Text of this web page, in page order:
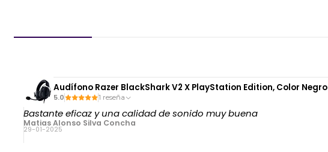
Audífono Razer BlackShark V2 X PlayStation Edition, Color Negro
5.0 1 reseña
Bastante eficaz y una calidad de sonido muy buena
Matias Alonso Silva Concha
29-01-2025